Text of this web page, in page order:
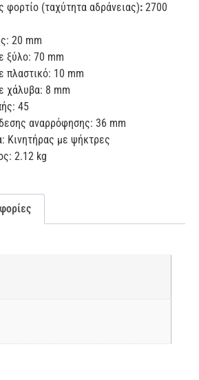
φορτίο (ταχύτητα αδράνειας): 2700
20 mm
ξύλο: 70 mm
πλαστικό: 10 mm
χάλυβα: 8 mm
45
αναρρόφησης: 36 mm
Κινητήρας με ψήκτρες
2.12 kg